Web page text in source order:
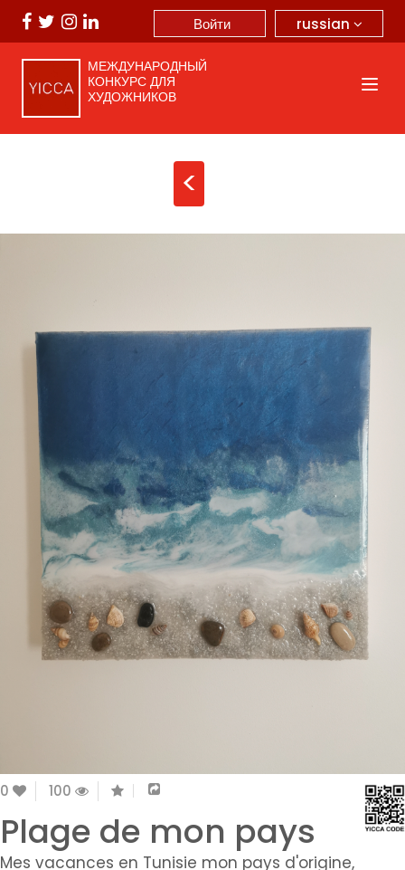
russian
Войти
МЕЖДУНАРОДНЫЙ
КОНКУРС ДЛЯ
ХУДОЖНИКОВ
<
0 100
Plage de mon pays
Mes vacances en Tunisie mon pays d'origine,